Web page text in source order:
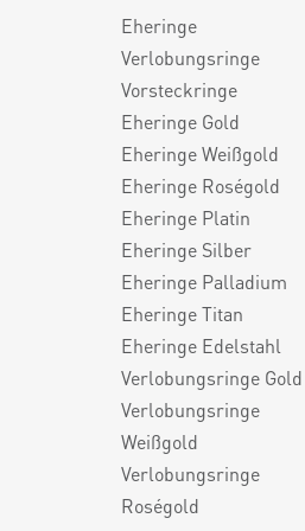
Eheringe
Verlobungsringe
Vorsteckringe
Eheringe Gold
Eheringe Weißgold
Eheringe Roségold
Eheringe Platin
Eheringe Silber
Eheringe Palladium
Eheringe Titan
Eheringe Edelstahl
Verlobungsringe Gold
Verlobungsringe
Weißgold
Verlobungsringe
Roségold